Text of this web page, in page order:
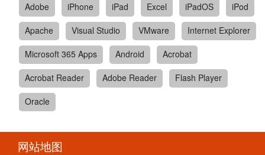
Adobe
iPhone iPad Excel iPadOS
iPod
Apache
Visual Studio VMware
Internet Explorer
Microsoft 365 Apps
Android
Acrobat
Acrobat Reader
Adobe Reader
Flash Player
Oracle
网站地图